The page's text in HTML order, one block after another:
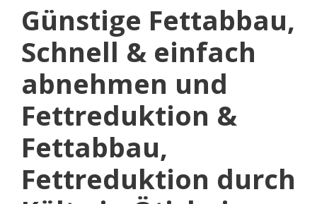
Günstige Fettabbau,
Schnell & einfach
abnehmen und
Fettreduktion &
Fettabbau,
Fettreduktion durch